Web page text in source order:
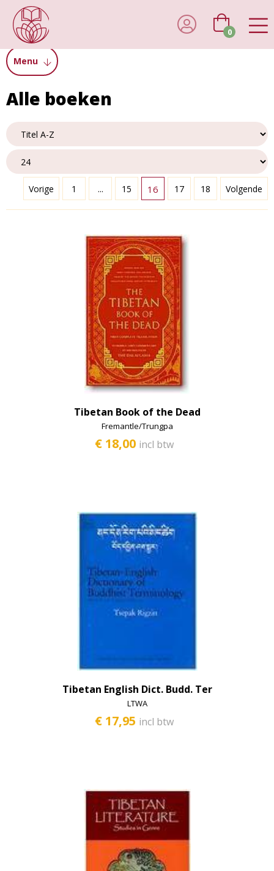
0
Menu
Alle boeken
Vorige 1 ... 15 16 17 18 Volgende
Tibetan Book of the Dead
Fremantle/Trungpa
€ 18,00 incl btw
Tibetan English Dict. Budd. Ter
LTWA
€ 17,95 incl btw